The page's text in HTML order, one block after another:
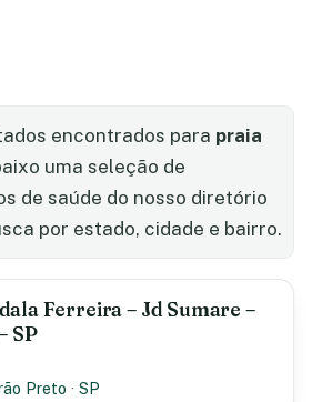
encontrados para praia
uma seleção de
de saúde do nosso diretório
por estado, cidade e bairro.
Ferreira – Jd Sumare –
SP
Preto ·SP